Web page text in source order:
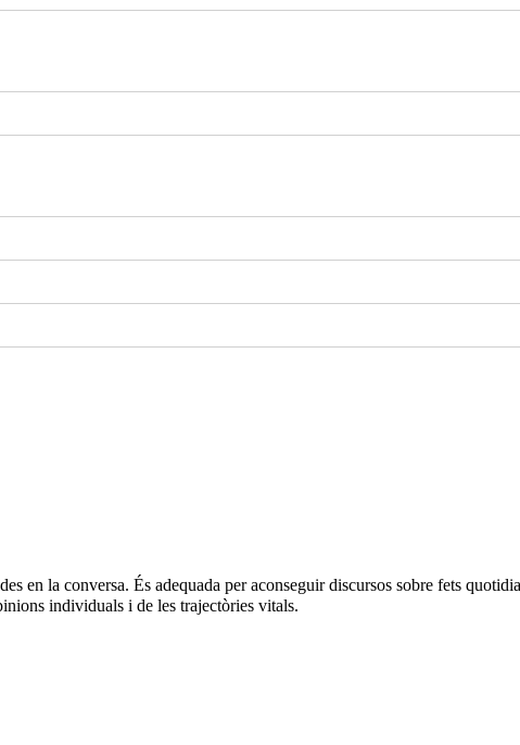
en la conversa. És adequada per aconseguir discursos sobre fets
individuals i de les trajectòries vitals.